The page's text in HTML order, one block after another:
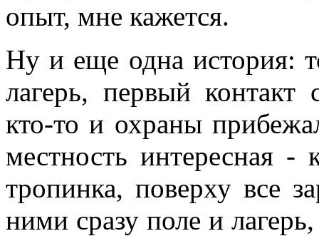
опыт, мне кажется.
Ну и еще одна история:
лагерь, первый
кто-то и охраны
местность интересная -
тропинка, поверху все
ними сразу поле и